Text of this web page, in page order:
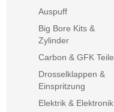
Auspuff
Big Bore Kits &
Zylinder
Carbon & GFK Teile
Drosselklappen &
Einspritzung
Elektrik & Elektronik